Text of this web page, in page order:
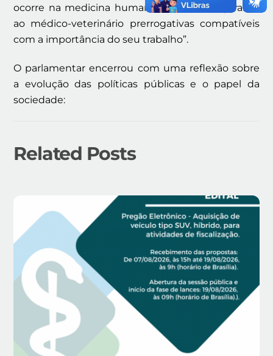
ocorre na medicina humana, precisamos garantir
ao médico-veterinário prerrogativas compatíveis
com a importância do seu trabalho”.
O parlamentar encerrou com uma reflexão sobre
a evolução das políticas públicas e o papel da
sociedade:
Related Posts